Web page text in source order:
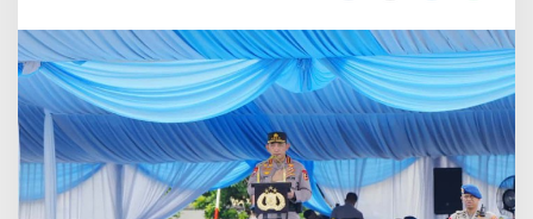
Bencana